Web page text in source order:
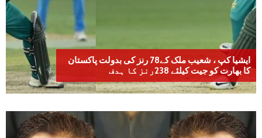
ایشیا کپ ، شعیب ملک کے78 رنز کی بدولت پاکستان
کا بھارت کو جیت کیلئے 238رنز کا ہدف